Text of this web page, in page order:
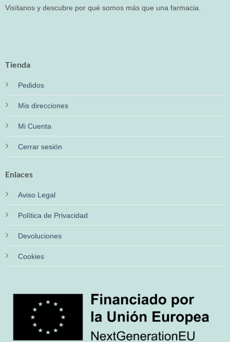
Visítanos y descubre por qué somos más que una farmacia.
Tienda
Pedidos
Mis direcciones
Mi Cuenta
Cerrar sesión
Enlaces
Aviso Legal
Política de Privacidad
Devoluciones
Cookies